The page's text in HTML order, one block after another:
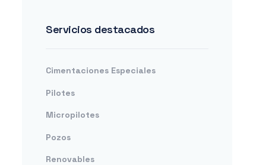
Servicios destacados
Cimentaciones Especiales
Pilotes
Micropilotes
Pozos
Renovables